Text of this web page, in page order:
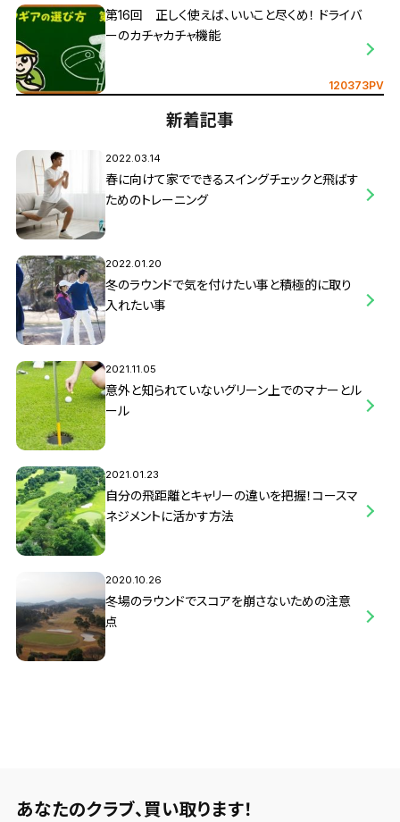
第16回 正しく使えば、いいこと尽くめ！ ドライバ
ーのカチャカチャ機能
120373PV
新着記事
2022.03.14
春に向けて家でできるスイングチェックと飛ばす
ためのトレーニング
2022.01.20
冬のラウンドで気を付けたい事と積極的に取り
入れたい事
2021.11.05
意外と知られていないグリーン上でのマナーとル
ール
2021.01.23
自分の飛距離とキャリーの違いを把握！コースマ
ネジメントに活かす方法
2020.10.26
冬場のラウンドでスコアを崩さないための注意
点
あなたのクラブ、 買い取ります！